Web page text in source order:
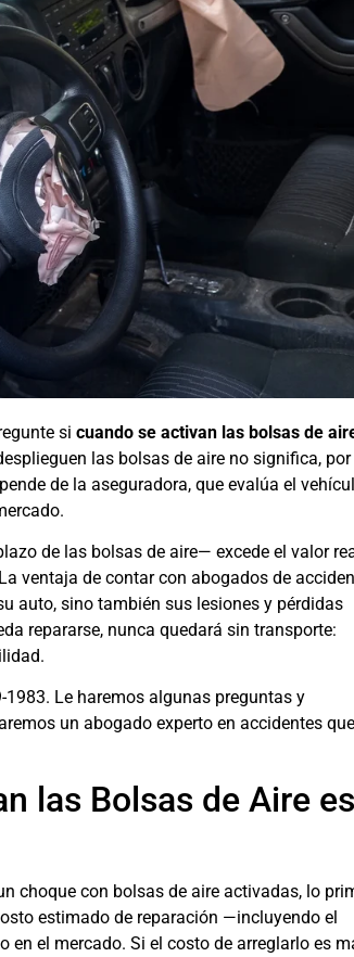
si cuando se activan las bolsas de
las bolsas de aire no significa,
de la aseguradora, que evalúa el
de las bolsas de aire— excede el valor
ventaja de contar con abogados de
auto, sino también sus lesiones y pérdidas
repararse, nunca quedará sin transporte:
1983. Le haremos algunas preguntas y
un abogado experto en accidentes que
las Bolsas de Aire es
choque con bolsas de aire activadas, lo
estimado de reparación —incluyendo el
el mercado. Si el costo de arreglarlo es